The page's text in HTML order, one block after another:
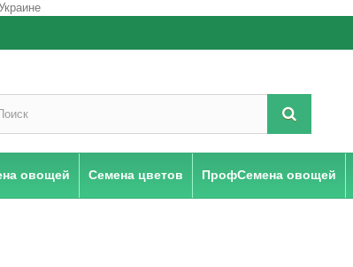
овощей Семена цветов ПрофСемена овощей